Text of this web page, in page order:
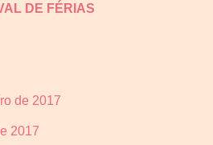
DE FÉRIAS
de 2017
2017